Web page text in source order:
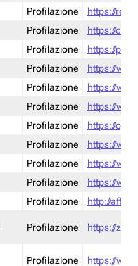
Profilazione
https://
Profilazione
https://
Profilazione
https://
Profilazione
https://
Profilazione
https://
Profilazione
https://
Profilazione
https://
Profilazione
https://
Profilazione
https://
Profilazione
https://
Profilazione
http://
Profilazione https://
Profilazione https://